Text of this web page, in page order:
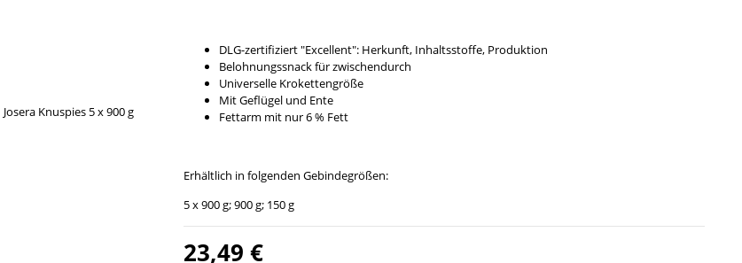
DLG-zertifiziert "Excellent": Herkunft, Inhaltsstoffe, Produktion
Belohnungssnack für zwischendurch
Universelle Krokettengröße
Mit Geflügel und Ente
Fettarm mit nur 6 % Fett
Erhältlich in folgenden Gebindegrößen:
5 x 900 g; 900 g; 150 g
23,49 €